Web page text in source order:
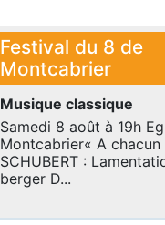
Festival du 8 de
Montcabrier
Musique classique
Samedi 8 août à 19h
Montcabrier« A chacun
SCHUBERT :
berger D...